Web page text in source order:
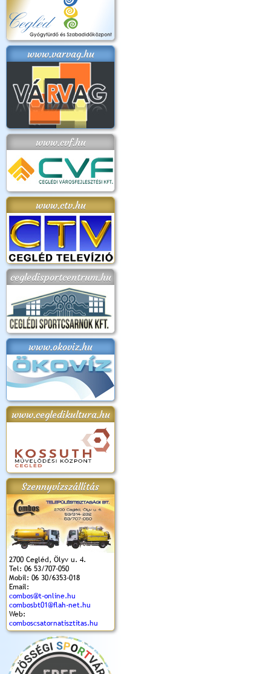
www.varvag.hu
www.cvf.hu
www.ctv.hu
cegledisportcentrum.hu
www.okoviz.hu
www.cegledikultura.hu
Szennyvízszállítás
2700 Cegléd, Ölyv u. 4.
Tel: 06 53/707-050
Mobil: 06 30/6353-018
Email:
combos@t-online.hu
combosbt01@flah-net.hu
Web:
comboscsatornatisztitas.hu
2018.
Kossuth Toborzó
Ünnepély
Szent István Ünnepe
(2017. 08. 20.)